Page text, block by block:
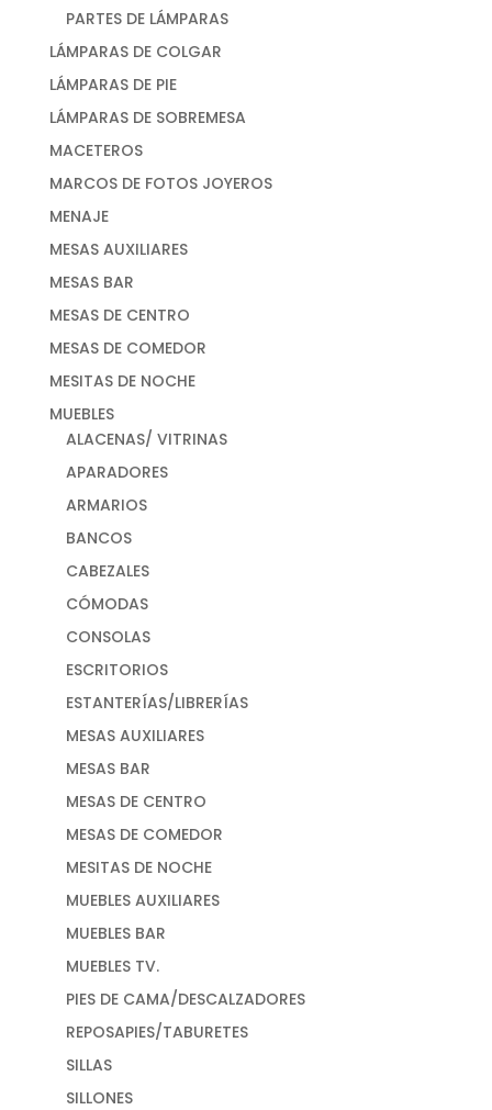
PARTES DE LÁMPARAS
LÁMPARAS DE COLGAR
LÁMPARAS DE PIE
LÁMPARAS DE SOBREMESA
MACETEROS
MARCOS DE FOTOS JOYEROS
MENAJE
MESAS AUXILIARES
MESAS BAR
MESAS DE CENTRO
MESAS DE COMEDOR
MESITAS DE NOCHE
MUEBLES
ALACENAS/ VITRINAS
APARADORES
ARMARIOS
BANCOS
CABEZALES
CÓMODAS
CONSOLAS
ESCRITORIOS
ESTANTERÍAS/LIBRERÍAS
MESAS AUXILIARES
MESAS BAR
MESAS DE CENTRO
MESAS DE COMEDOR
MESITAS DE NOCHE
MUEBLES AUXILIARES
MUEBLES BAR
MUEBLES TV.
PIES DE CAMA/DESCALZADORES
REPOSAPIES/TABURETES
SILLAS
SILLONES